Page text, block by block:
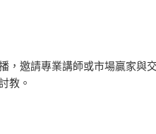
，邀請專業講師或市場贏家與
教。